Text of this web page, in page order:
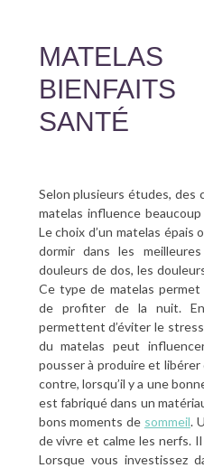
SANTÉ
Selon plusieurs études, des
matelas influence
Le choix d’un matelas épais
dormir dans les
douleurs de dos, les
Ce type de matelas
de profiter de la nuit.
permettent d’éviter le
du matelas peut
pousser à produire et
contre, lorsqu’il y a une
est fabriqué dans un
bons moments de sommeil.
de vivre et calme les nerfs.
Lorsque vous investissez